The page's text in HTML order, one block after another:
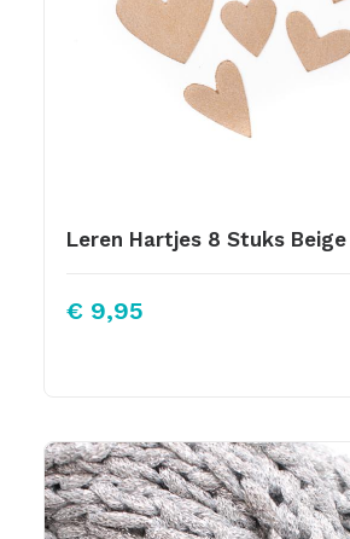
Leren Hartjes 8 Stuks Beige
€ 9,95